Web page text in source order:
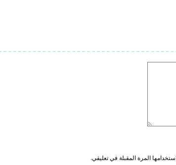
المرة المقبلة في تعليقي.